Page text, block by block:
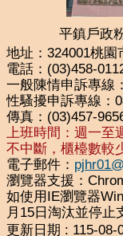
平鎮戶政
地址：324001桃
電話：(03)458-
一般陳情申訴專線
性騷擾申訴專線：
傳真：(03)457-
上班時間：週一至
不中斷，櫃檯數較
電子郵件：
瀏覽器支援：
如使用IE瀏覽器
月15日淘汰並停止
更新日期
115-08-